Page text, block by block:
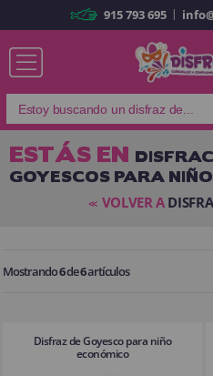
Ya soy
Recordarme ¿Olvidó su
Al crear una cuenta en
915 793 695 |
ESTÁS EN
GOYESCOS PARA
<< VOLVER A
Mostrando6de6artículos
Disfraz de Goyesco para niño
económico